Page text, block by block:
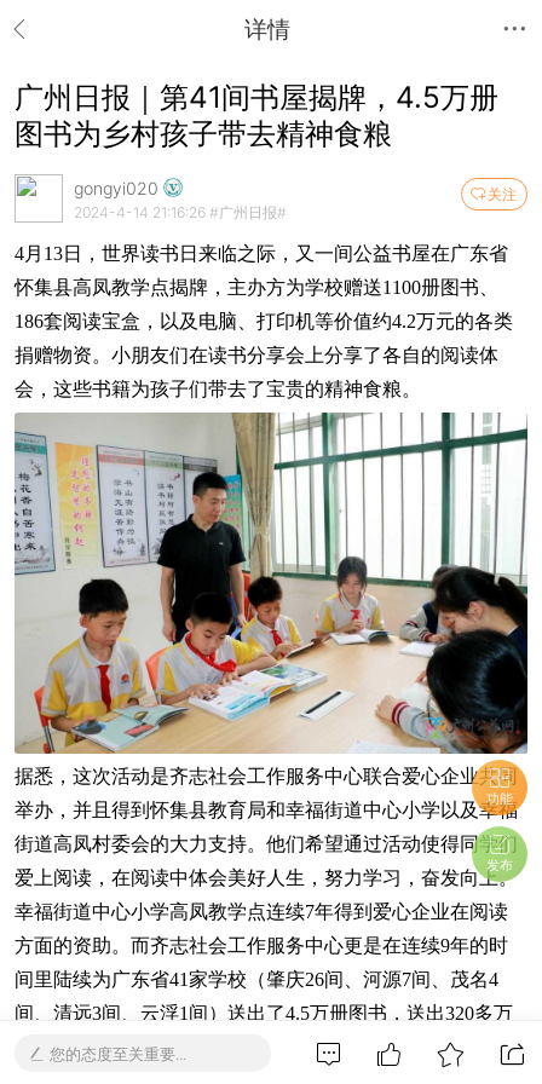
详情
广州日报｜第41间书屋揭牌，4.5万册
图书为乡村孩子带去精神食粮
关注
gongyi020
2024-4-14 21:16:26 #广州日报#
4月13日，世界读书日来临之际，又一间公益书屋在广东省
怀集县高凤教学点揭牌，主办方为学校赠送1100册图书、
186套阅读宝盒，以及电脑、打印机等价值约4.2万元的各类
捐赠物资。小朋友们在读书分享会上分享了各自的阅读体
会，这些书籍为孩子们带去了宝贵的精神食粮。
据悉，这次活动是齐志社会工作服务中心联合爱心企业共同
举办，并且得到怀集县教育局和幸福街道中心小学以及幸福
街道高凤村委会的大力支持。他们希望通过活动使得同学们
爱上阅读，在阅读中体会美好人生，努力学习，奋发向上。
幸福街道中心小学高凤教学点连续7年得到爱心企业在阅读
方面的资助。而齐志社会工作服务中心更是在连续9年的时
间里陆续为广东省41家学校（肇庆26间、河源7间、茂名4
间、清远3间、云浮1间）送出了4.5万册图书，送出320多万
元的各类物资，其中，爱心企业资助了23间公益书屋。正因
您的态度至关重要...
功能
发布